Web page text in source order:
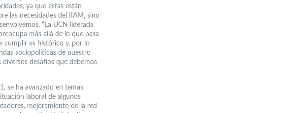
ya que estas están
las necesidades del IIAM, sino
“La UCN liderada
más allá de lo que pasa
cumplir es histórico y, por lo
sociopolíticas de nuestro
desafíos que debemos
se ha avanzado en temas
laboral de algunos
mejoramiento de la red